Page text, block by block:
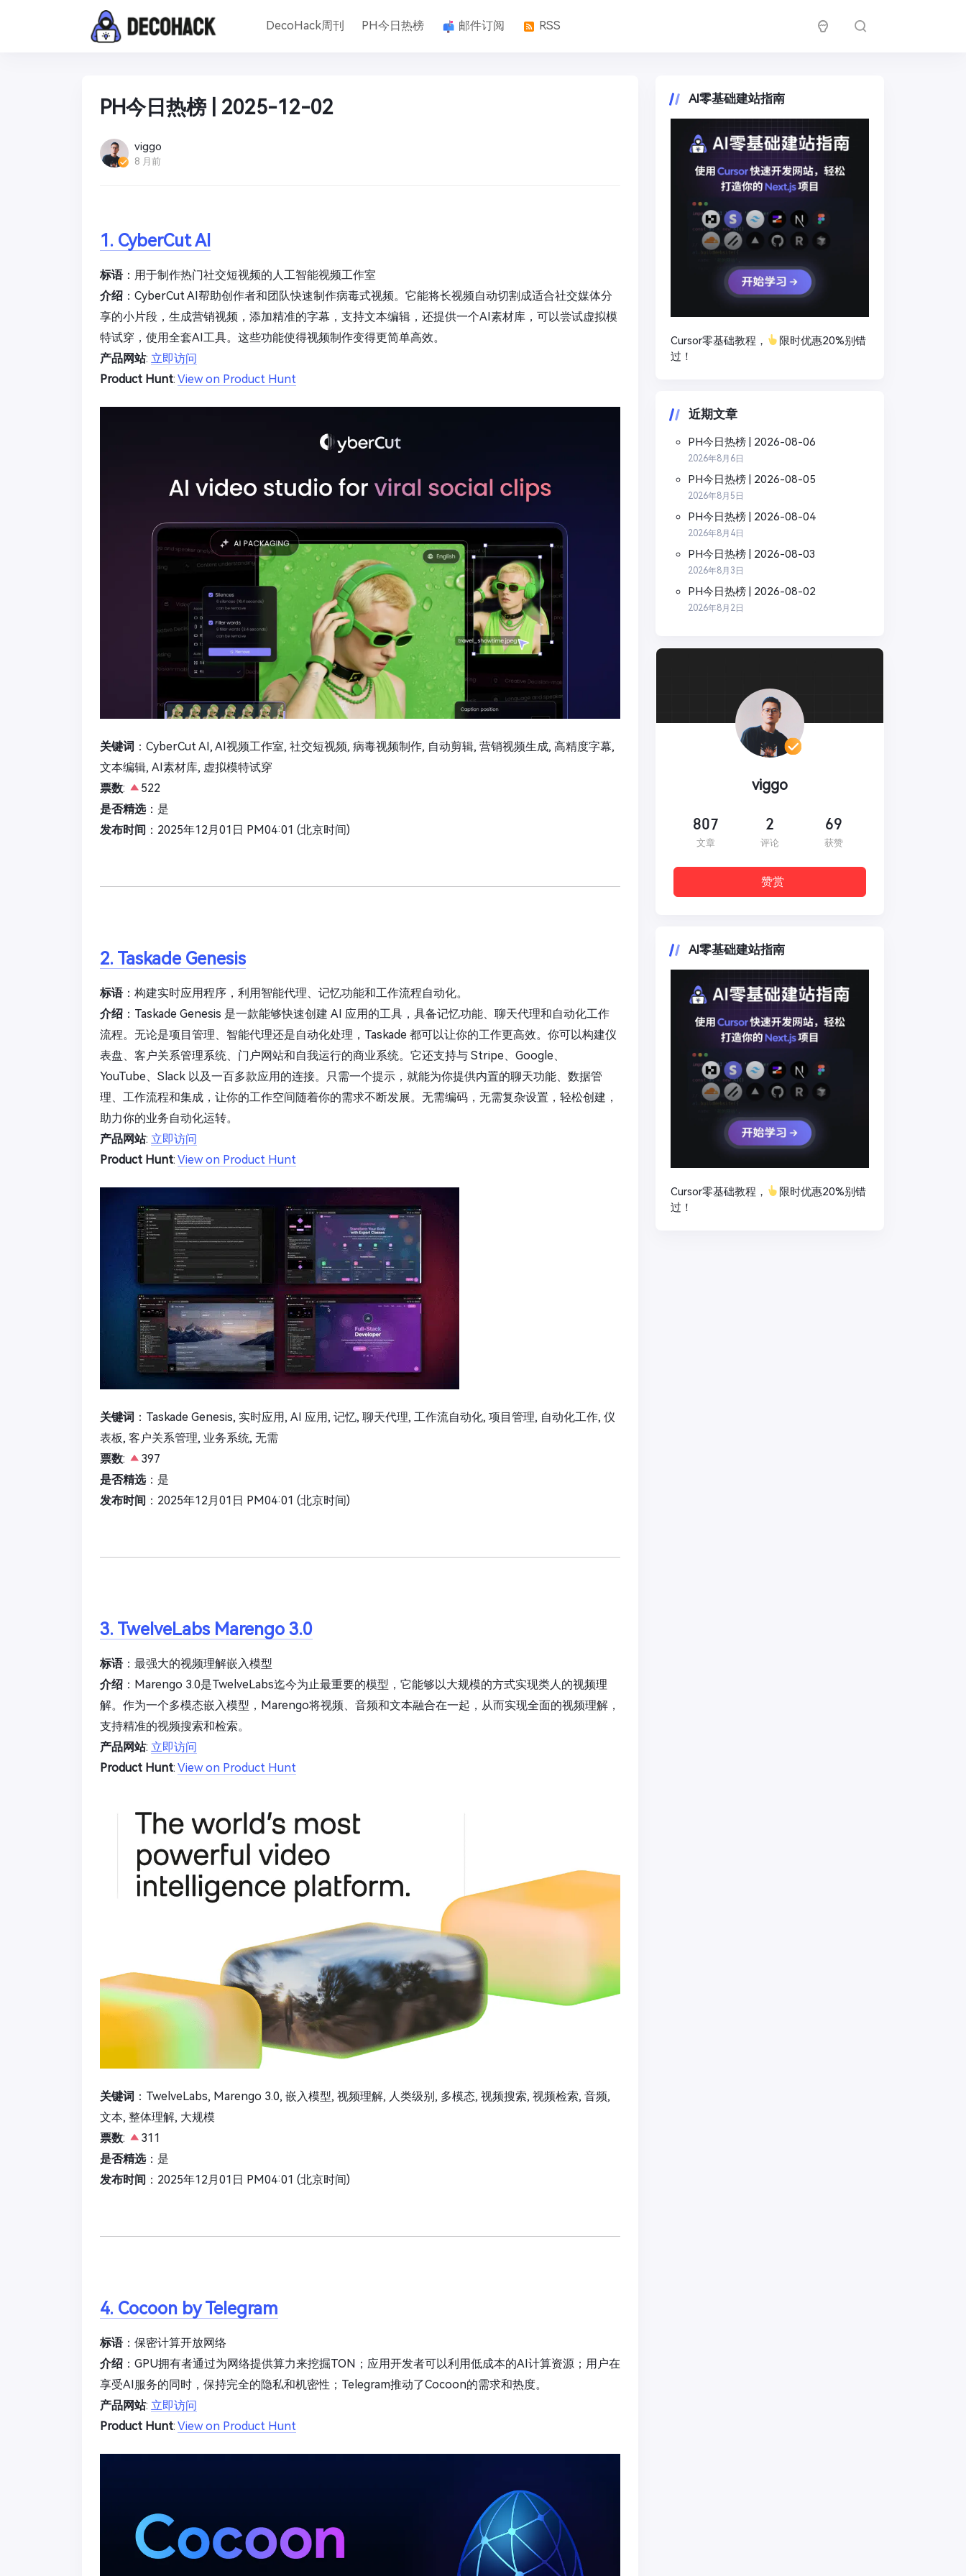
DecoHack周刊 PH今日热榜 邮件订阅 RSS
PH今日热榜 | 2025-12-02
viggo
8 月前
1. CyberCut AI
标语：用于制作热门社交短视频的人工智能视频工作室
介绍 ：CyberCut AI帮助创作者和团队快速制作病毒式视频。它能将长视频自动切割成适合社交媒体分
享的小片段，生成营销视频，添加精准的字幕，支持文本编辑，还提供一个AI素材库，可以尝试虚拟模
特试穿，使用全套AI工具。这些功能使得视频制作变得更简单高效。
产品网站: 立即访问
Product Hunt: View on Product Hunt
关键词 ：CyberCut AI, AI视频工作室, 社交短视频, 病毒视频制作, 自动剪辑, 营销视频生成, 高精度字幕,
文本编辑, AI素材库, 虚拟模特试穿
票数:
522
是否精选：是
发布时间 ：2025年12月01日 PM04:01 (北京时间)
2. Taskade Genesis
标语：构建实时应用程序，利用智能代理、记忆功能和工作流程自动化。
介绍 ：Taskade Genesis 是一款能够快速创建 AI 应用的工具，具备记忆功能、聊天代理和自动化工作
流程。无论是项目管理、智能代理还是自动化处理，Taskade 都可以让你的工作更高效。你可以构建仪
表盘、客户关系管理系统、门户网站和自我运行的商业系统。它还支持与 Stripe、Google、
YouTube、Slack 以及一百多款应用的连接。只需一个提示，就能为你提供内置的聊天功能、数据管
理、工作流程和集成，让你的工作空间随着你的需求不断发展。无需编码，无需复杂设置，轻松创建，
助力你的业务自动化运转。
产品网站: 立即访问
Product Hunt: View on Product Hunt
关键词 ：Taskade Genesis, 实时应用, AI 应用, 记忆, 聊天代理, 工作流自动化, 项目管理, 自动化工作, 仪
表板, 客户关系管理, 业务系统, 无需
票数:
397
是否精选：是
发布时间 ：2025年12月01日 PM04:01 (北京时间)
3. TwelveLabs Marengo 3.0
标语：最强大的视频理解嵌入模型
介绍 ：Marengo 3.0是TwelveLabs迄今为止最重要的模型，它能够以大规模的方式实现类人的视频理
解。作为一个多模态嵌入模型，Marengo将视频、音频和文本融合在一起，从而实现全面的视频理解，
支持精准的视频搜索和检索。
产品网站: 立即访问
Product Hunt: View on Product Hunt
关键词 ：TwelveLabs, Marengo 3.0, 嵌入模型, 视频理解, 人类级别, 多模态, 视频搜索, 视频检索, 音频,
文本, 整体理解, 大规模
票数:
311
是否精选：是
发布时间 ：2025年12月01日 PM04:01 (北京时间)
4. Cocoon by Telegram
标语：保密计算开放网络
介绍 ：GPU拥有者通过为网络提供算力来挖掘TON；应用开发者可以利用低成本的AI计算资源；用户在
享受AI服务的同时，保持完全的隐私和机密性；Telegram推动了Cocoon的需求和热度。
产品网站: 立即访问
Product Hunt: View on Product Hunt
AI零基础建站指南
Cursor零基础教程，
限时优惠20%别错
过！
近期文章
PH今日热榜 | 2026-08-06
2026年8月6日
PH今日热榜 | 2026-08-05
2026年8月5日
PH今日热榜 | 2026-08-04
2026年8月4日
PH今日热榜 | 2026-08-03
2026年8月3日
PH今日热榜 | 2026-08-02
2026年8月2日
viggo
807
文章
2
评论
69
获赞
赞赏
AI零基础建站指南
Cursor零基础教程，
限时优惠20%别错
过！